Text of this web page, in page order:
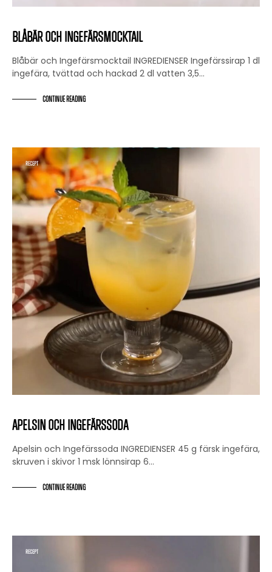
Blåbär och Ingefärsmocktail
Blåbär och Ingefärsmocktail INGREDIENSER Ingefärssirap 1 dl
ingefära, tvättad och hackad 2 dl vatten 3,5…
CONTINUE READING
RECEPT
Apelsin och Ingefärssoda
Apelsin och Ingefärssoda INGREDIENSER 45 g färsk ingefära,
skruven i skivor 1 msk lönnsirap 6…
CONTINUE READING
RECEPT